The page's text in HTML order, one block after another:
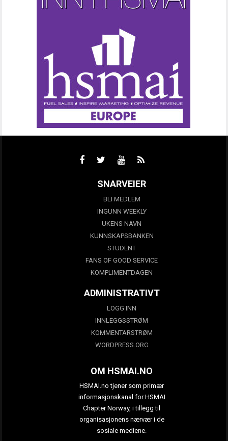
SNARVEIER
BLI MEDLEM
INGUNN WEEKLY
UKENS NAVN
KUNNSKAPSBANKEN
STUDENT
FANS OF GOOD SERVICE
KOMPLIMENTDAGEN
ADMINISTRATIVT
LOGG INN
INNLEGGSSTRØM
KOMMENTARSTRØM
WORDPRESS.ORG
OM HSMAI.NO
HSMAI.no tjener som primær
informasjonskanal for HSMAI
Chapter Norway, i tillegg til
organisasjonens nærvær i de
sosiale mediene.